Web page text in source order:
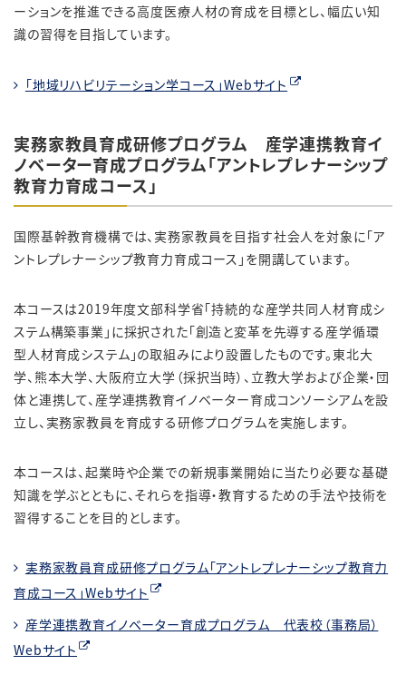
ーションを推進できる高度医療人材の育成を目標とし、幅広い知
識の習得を目指しています。
「地域リハビリテーション学コース」Webサイト
実務家教員育成研修プログラム 産学連携教育イ
ノベーター育成プログラム「アントレプレナーシップ
教育力育成コース」
国際基幹教育機構では、実務家教員を目指す社会人を対象に「ア
ントレプレナーシップ教育力育成コース」を開講しています。
本コースは2019年度文部科学省「持続的な産学共同人材育成シ
ステム構築事業」に採択された「創造と変革を先導する産学循環
型人材育成システム」の取組みにより設置したものです。東北大
学、熊本大学、大阪府立大学（採択当時）、立教大学および企業・団
体と連携して、産学連携教育イノベーター育成コンソーシアムを設
立し、実務家教員を育成する研修プログラムを実施します。
本コースは、起業時や企業での新規事業開始に当たり必要な基礎
知識を学ぶとともに、それらを指導・教育するための手法や技術を
習得することを目的とします。
実務家教員育成研修プログラム「アントレプレナーシップ教育力
育成コース」Webサイト
産学連携教育イノベーター育成プログラム 代表校（事務局）
Webサイト